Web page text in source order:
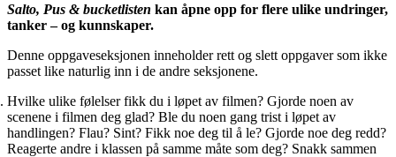
Salto, Pus & bucketlisten kan åpne opp for flere ulike undringer,
tanker – og kunnskaper.
Denne oppgaveseksjonen inneholder rett og slett oppgaver som ikke
passet like naturlig inn i de andre seksjonene.
Hvilke ulike følelser fikk du i løpet av filmen? Gjorde noen av
scenene i filmen deg glad? Ble du noen gang trist i løpet av
handlingen? Flau? Sint? Fikk noe deg til å le? Gjorde noe deg redd?
Reagerte andre i klassen på samme måte som deg? Snakk sammen